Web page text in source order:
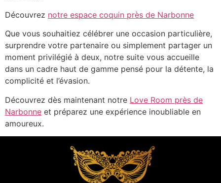
Découvrez notre espace coquin près de Narbonne
Que vous souhaitiez célébrer une occasion particulière,
surprendre votre partenaire ou simplement partager un
moment privilégié à deux, notre suite vous accueille
dans un cadre haut de gamme pensé pour la détente, la
complicité et l’évasion.
Découvrez dès maintenant notre Love Room près de
Narbonne et préparez une expérience inoubliable en
amoureux.